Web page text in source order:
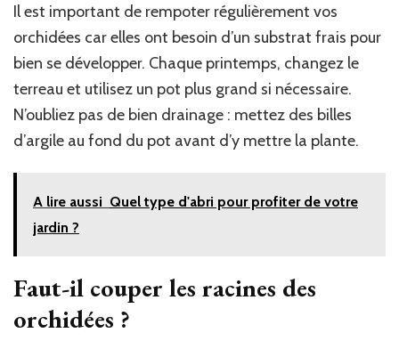
Il est important de rempoter régulièrement vos
orchidées car elles ont besoin d’un substrat frais pour
bien se développer. Chaque printemps, changez le
terreau et utilisez un pot plus grand si nécessaire.
N’oubliez pas de bien drainage : mettez des billes
d’argile au fond du pot avant d’y mettre la plante.
A lire aussi Quel type d'abri pour profiter de votre
jardin ?
Faut-il couper les racines des
orchidées ?